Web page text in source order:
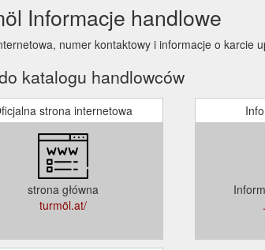
Informacje handlowe
numer kontaktowy i informacje o karcie
katalogu handlowców
strona internetowa
strona główna
turmöl.at/